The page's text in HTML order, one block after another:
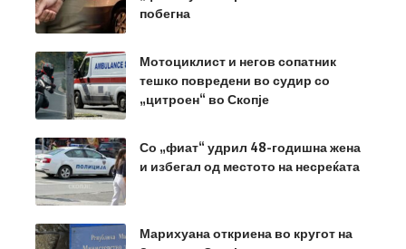
побегна
Мотоциклист и негов сопатник
тешко повредени во судир со
„цитроен“ во Скопје
Со „фиат“ удрил 48-годишна жена
и избегал од местото на несреќата
Марихуана откриена во кругот на